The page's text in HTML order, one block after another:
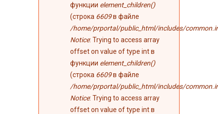
функции element_children()
(строка 6609в файле
/home/prportal/public_html/includes/
Notice: Trying to access array
offset on value of type int в
функции element_children()
(строка 6609в файле
/home/prportal/public_html/includes/
Notice: Trying to access array
offset on value of type int в